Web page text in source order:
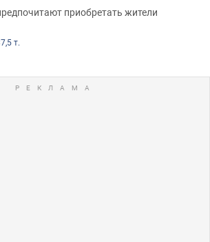
приобретать жители
т.